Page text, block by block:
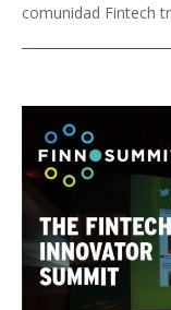
comunidad Fintech